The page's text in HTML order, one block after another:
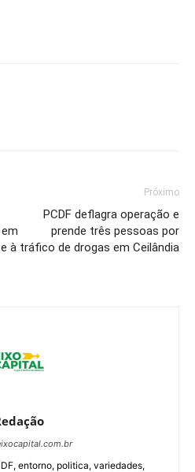
à
Próximo
PCDF deflagra operação e
prende três pessoas por
tráfico de drogas em Ceilândia
entorno, politica, variedades,